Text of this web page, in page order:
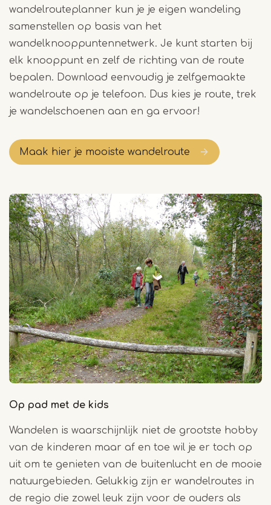
wandelrouteplanner kun je je eigen wandeling
samenstellen op basis van het
wandelknooppuntennetwerk. Je kunt starten bij
elk knooppunt en zelf de richting van de route
bepalen. Download eenvoudig je zelfgemaakte
wandelroute op je telefoon. Dus kies je route, trek
je wandelschoenen aan en ga ervoor!
Maak hier je mooiste wandelroute
Op pad met de kids
Wandelen is waarschijnlijk niet de grootste hobby
van de kinderen maar af en toe wil je er toch op
uit om te genieten van de buitenlucht en de mooie
natuurgebieden. Gelukkig zijn er wandelroutes in
de regio die zowel leuk zijn voor de ouders als